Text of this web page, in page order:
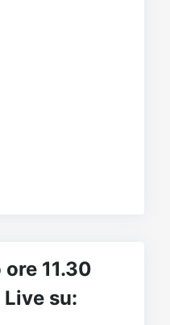
11.30
su: